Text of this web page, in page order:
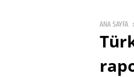
ANA SAYFA